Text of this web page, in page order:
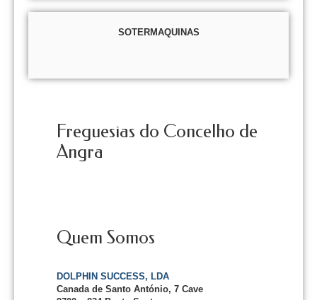
SOTERMAQUINAS
Freguesias do Concelho de
Angra
Quem Somos
DOLPHIN SUCCESS, LDA
Canada de Santo António, 7 Cave